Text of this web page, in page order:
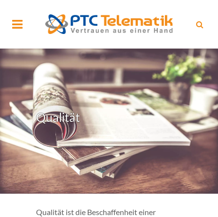
Qualität
Qualität ist die Beschaffenheit einer